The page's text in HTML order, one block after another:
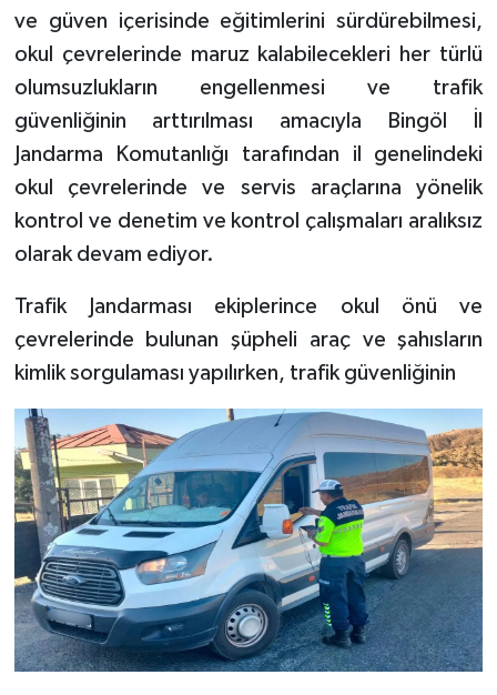
ve güven içerisinde eğitimlerini sürdürebilmesi,
okul çevrelerinde maruz kalabilecekleri her türlü
olumsuzlukların engellenmesi ve trafik
güvenliğinin arttırılması amacıyla Bingöl İl
Jandarma Komutanlığı tarafından il genelindeki
okul çevrelerinde ve servis araçlarına yönelik
kontrol ve denetim ve kontrol çalışmaları aralıksız
olarak devam ediyor.
Trafik Jandarması ekiplerince okul önü ve
çevrelerinde bulunan şüpheli araç ve şahısların
kimlik sorgulaması yapılırken, trafik güvenliğinin
YAYLADERE
YEDİSU